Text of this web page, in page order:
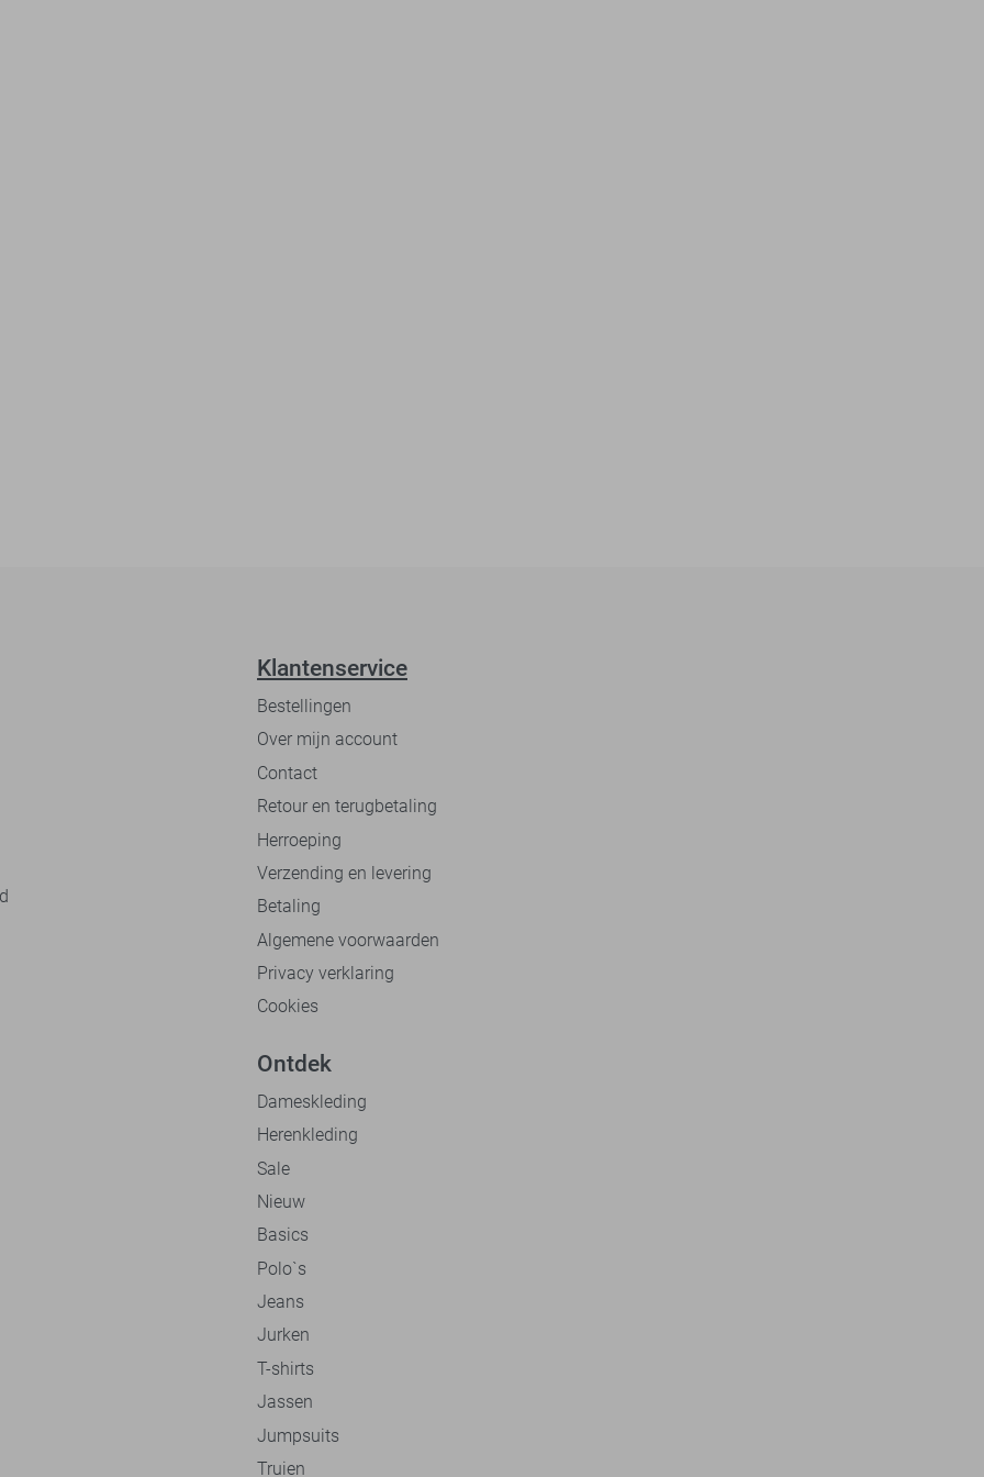
Klantenservice
Bestellingen
Over mijn account
Contact
Retour en terugbetaling
Herroeping
Verzending en levering
Betaling
Algemene voorwaarden
Privacy verklaring
Cookies
Ontdek
Dameskleding
Herenkleding
Sale
Nieuw
Basics
Polo`s
Jeans
Jurken
T-shirts
Jassen
Jumpsuits
Truien